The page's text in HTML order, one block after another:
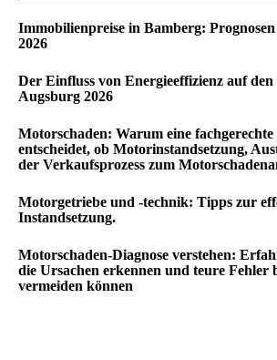
Immobilienpreise in Bamberg:
2026
Der Einfluss von Energieeffizienz auf
Augsburg 2026
Motorschaden: Warum eine fachgerechte
entscheidet, ob Motorinstandsetzung,
der Verkaufsprozess zum
Motorgetriebe und -technik: Tipps zur
Instandsetzung.
Motorschaden-Diagnose verstehen:
die Ursachen erkennen und teure Fehler
vermeiden können